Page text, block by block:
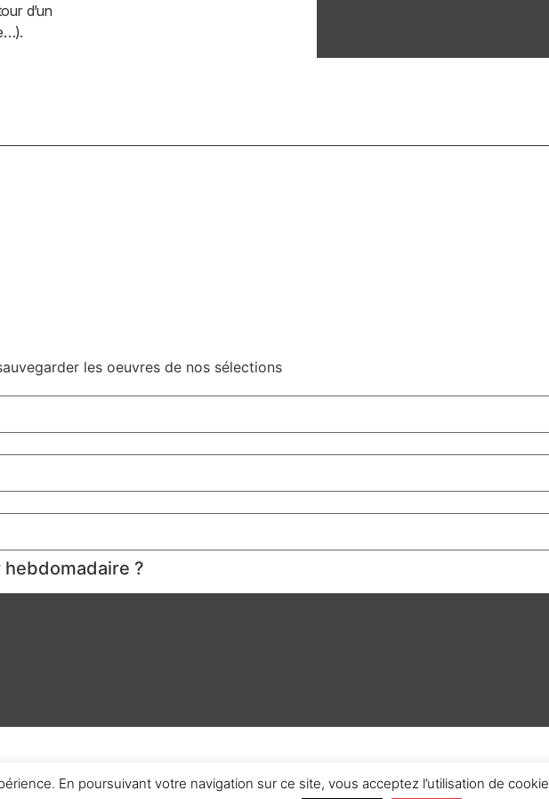
d’un
En poursuivant votre navigation sur ce site, vous acceptez l’utilisation de
les oeuvres de nos sélections
?